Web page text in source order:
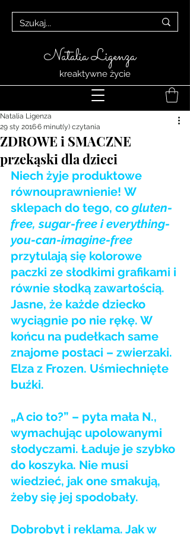
Natalia Ligenza
kreaktywne życie
ZDROWE i SMACZNE
przekąski dla dzieci
Natalia Ligenza
29 sty 20166 minut(y) czytania
Niech żyje produktowe
równouprawnienie! W
sklepach do tego, co gluten-
free, sugar-free i everything-
you-can-imagine-free
przytulają się kolorowe
paczki ze słodkimi grafikami i
równie słodką zawartością.
Jasne, że każde dziecko
wyciągnie po nie rękę. W
końcu na pudełkach same
znajome postaci – zwierzaki.
Elza z Frozen. Uśmiechnięte
buźki.
„A cio to?” – pyta mała N.,
wymachując upolowanymi
słodyczami. Ładuje je szybko
do koszyka. Nie musi
wiedzieć, jak one smakują,
żeby się jej spodobały.
Dobrobyt i reklama. Jak w